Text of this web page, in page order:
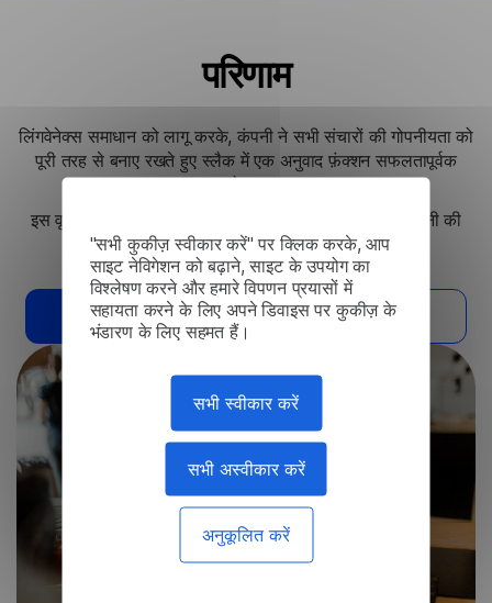
"सभी कुकीज़ स्वीकार करें" पर क्लिक करके, आप
साइट नेविगेशन को बढ़ाने, साइट के उपयोग का
विश्लेषण करने और हमारे विपणन प्रयासों में
सहायता करने के लिए अपने डिवाइस पर कुकीज़ के
भंडारण के लिए सहमत हैं।
सभी स्वीकार करें
सभी अस्वीकार करें
अनुकूलित करें
परिणाम
लिंगवेनेक्स समाधान को लागू करके, कंपनी ने सभी संचारों की गोपनीयता को
पूरी तरह से बनाए रखते हुए स्लैक में एक अनुवाद फ़ंक्शन सफलतापूर्वक
जोड़ा।
इस वृद्धि ने वैश्विक टीमों में संचार दक्षता में सुधार किया है और कंपनी की
सख्त डेटा सुरक्षा नीतियों का अनुपालन सुनिश्चित किया है।
मुझे इस समाधान की आवश्यकता है अन्य मामले पढ़ें